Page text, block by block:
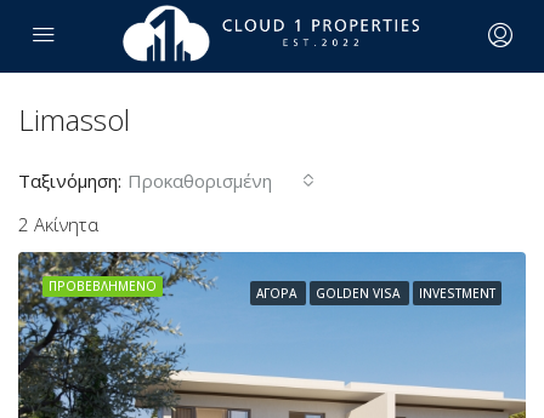
Limassol
2 Ακίνητα
Ταξινόμηση: Προκαθορισμένη
ΠΡΟΒΕΒΛΗΜΈΝΟ ΑΓΟΡΆ GOLDEN VISA INVESTMENT